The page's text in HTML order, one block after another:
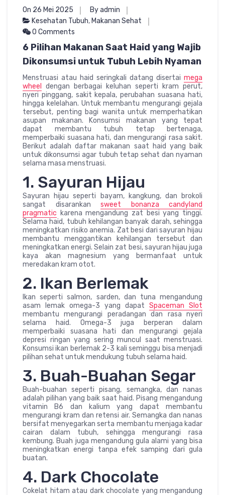
On 26 Mei 2025
By admin
Kesehatan Tubuh, Makanan Sehat
0 Comments
6 Pilihan Makanan Saat Haid yang Wajib
Dikonsumsi untuk Tubuh Lebih Nyaman
Menstruasi atau haid seringkali datang disertai mega
wheel
dengan berbagai keluhan seperti kram perut,
nyeri pinggang, sakit kepala, perubahan suasana hati,
hingga kelelahan. Untuk membantu mengurangi gejala
tersebut, penting bagi wanita untuk memperhatikan
asupan makanan. Konsumsi makanan yang tepat
dapat membantu tubuh tetap bertenaga,
memperbaiki suasana hati, dan mengurangi rasa sakit.
Berikut adalah daftar makanan saat haid yang baik
untuk dikonsumsi agar tubuh tetap sehat dan nyaman
selama masa menstruasi.
1. Sayuran Hijau
Sayuran hijau seperti bayam, kangkung, dan brokoli
sangat disarankan sweet bonanza candyland
pragmatic karena mengandung zat besi yang tinggi.
Selama haid, tubuh kehilangan banyak darah, sehingga
meningkatkan risiko anemia. Zat besi dari sayuran hijau
membantu menggantikan kehilangan tersebut dan
meningkatkan energi. Selain zat besi, sayuran hijau juga
kaya akan magnesium yang bermanfaat untuk
meredakan kram otot.
2. Ikan Berlemak
Ikan seperti salmon, sarden, dan tuna mengandung
asam lemak omega-3 yang dapat Spaceman Slot
membantu mengurangi peradangan dan rasa nyeri
selama haid. Omega-3 juga berperan dalam
memperbaiki suasana hati dan mengurangi gejala
depresi ringan yang sering muncul saat menstruasi.
Konsumsi ikan berlemak 2-3 kali seminggu bisa menjadi
pilihan sehat untuk mendukung tubuh selama haid.
3. Buah-Buahan Segar
Buah-buahan seperti pisang, semangka, dan nanas
adalah pilihan yang baik saat haid. Pisang mengandung
vitamin B6 dan kalium yang dapat membantu
mengurangi kram dan retensi air. Semangka dan nanas
bersifat menyegarkan serta membantu menjaga kadar
cairan dalam tubuh, sehingga mengurangi rasa
kembung. Buah juga mengandung gula alami yang bisa
meningkatkan energi tanpa efek samping dari gula
buatan.
4. Dark Chocolate
Cokelat hitam atau dark chocolate yang mengandung